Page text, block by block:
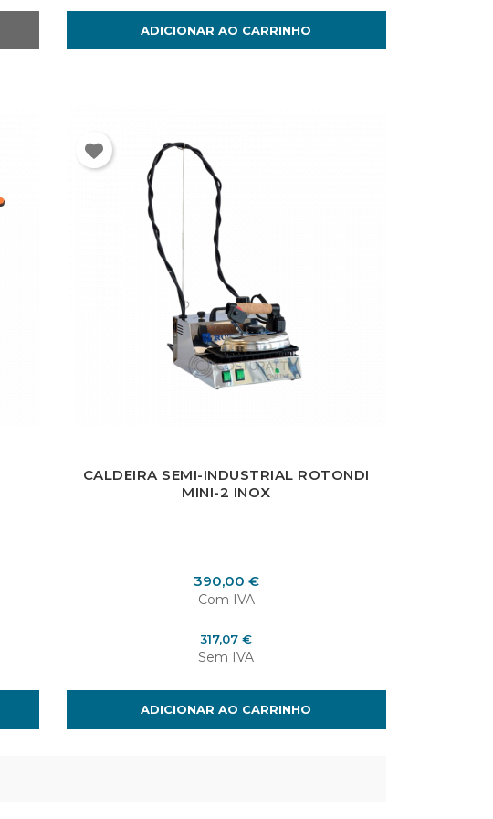
ADICIONAR AO CARRINHO
CALDEIRA SEMI-INDUSTRIAL ROTONDI
MINI-2 INOX
Preço
390,00 €
Com IVA
Preço
317,07 €
Sem IVA
ADICIONAR AO CARRINHO